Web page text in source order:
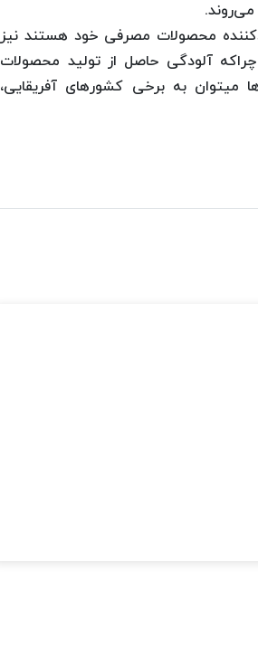
محصولات مصرفی خود هستند نیز
آلودگی حاصل از تولید محصولات
به برخی کشورهای آفریقایی،